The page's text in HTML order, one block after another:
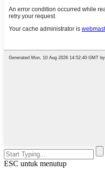
ESC untuk menutup